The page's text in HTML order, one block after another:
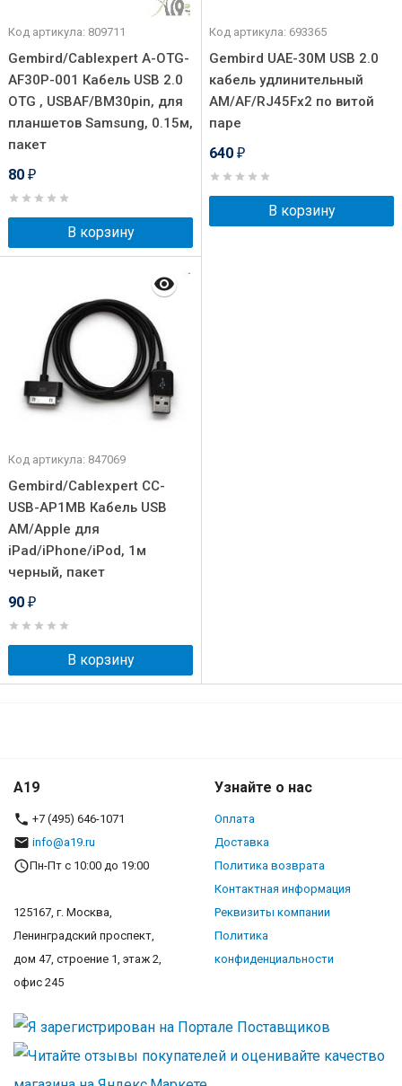
Код артикула: 809711
Gembird/Cablexpert A-OTG-
AF30P-001 Кабель USB 2.0
OTG , USBAF/BM30pin, для
планшетов Samsung, 0.15м,
пакет
80 ₽
В корзину
Код артикула: 693365
Gembird UAE-30M USB 2.0
кабель удлинительный
AM/AF/RJ45Fx2 по витой
паре
640 ₽
В корзину
Код артикула: 847069
Gembird/Cablexpert CC-
USB-AP1MB Кабель USB
AM/Apple для
iPad/iPhone/iPod, 1м
черный, пакет
90 ₽
В корзину
A19
+7 (495) 646-1071
info@a19.ru
Пн-Пт с 10:00 до 19:00
125167, г. Москва,
Ленинградский проспект,
дом 47, строение 1, этаж 2,
офис 245
Узнайте о нас
Оплата
Доставка
Политика возврата
Контактная информация
Реквизиты компании
Политика
конфиденциальности